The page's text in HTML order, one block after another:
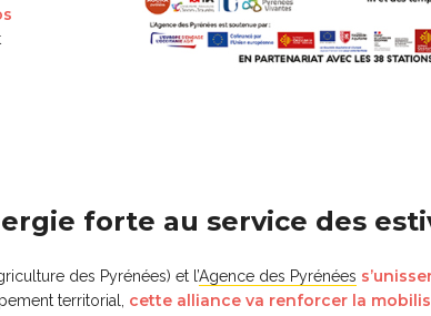
forte au service des
des Pyrénées) et l’Agence des Pyrénées
territorial, cette alliance va renforcer la